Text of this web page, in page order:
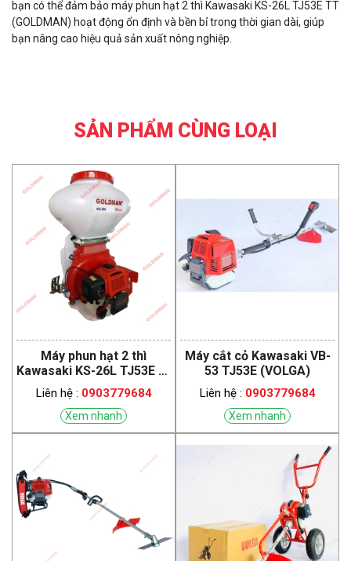
bạn có thể đảm bảo máy phun hạt 2 thì Kawasaki KS-26L TJ53E TT
(GOLDMAN) hoạt động ổn định và bền bỉ trong thời gian dài, giúp
bạn nâng cao hiệu quả sản xuất nông nghiệp.
SẢN PHẨM CÙNG LOẠI
Máy phun hạt 2 thì
Kawasaki KS-26L TJ53E Ly
hợp (GOLDMAN)
Liên hệ : 0903779684
Xem nhanh
Máy cắt cỏ Kawasaki VB-
53 TJ53E (VOLGA)
Liên hệ : 0903779684
Xem nhanh